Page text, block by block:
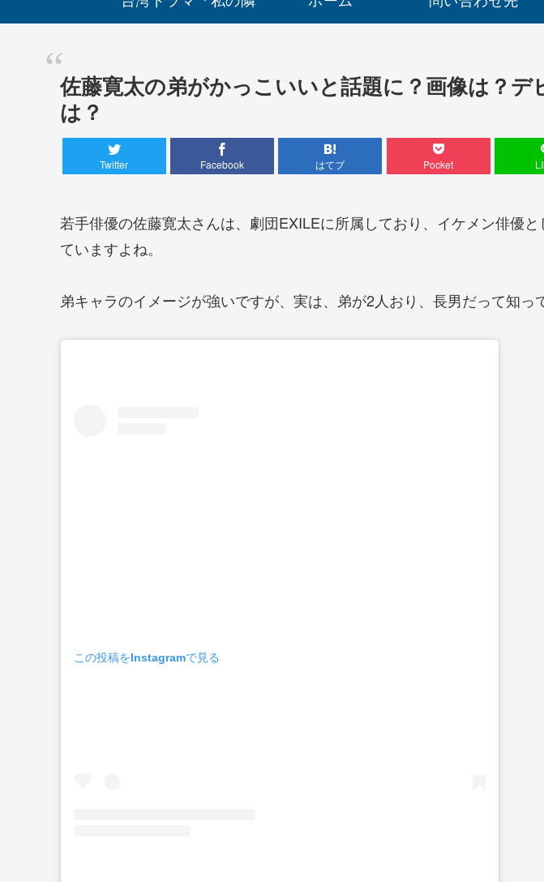
とキャストを紹
介！！
佐藤寛太の弟がかっこいいと話題に？画像は？デ
は？
Twitter Facebook はてブ Pocket
若手俳優の佐藤寛太さんは、劇団EXILEに所属しており、イケメン俳優
ていますよね。
弟キャラのイメージが強いですが、実は、弟が2人おり、長男だって知っ
この投稿をInstagramで見る